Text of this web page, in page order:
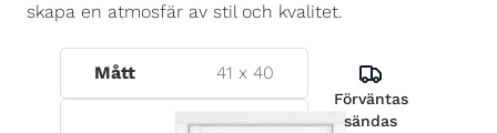
skapa en atmosfär av stil och kvalitet.
Mått 41 x40
Förväntas
sändas